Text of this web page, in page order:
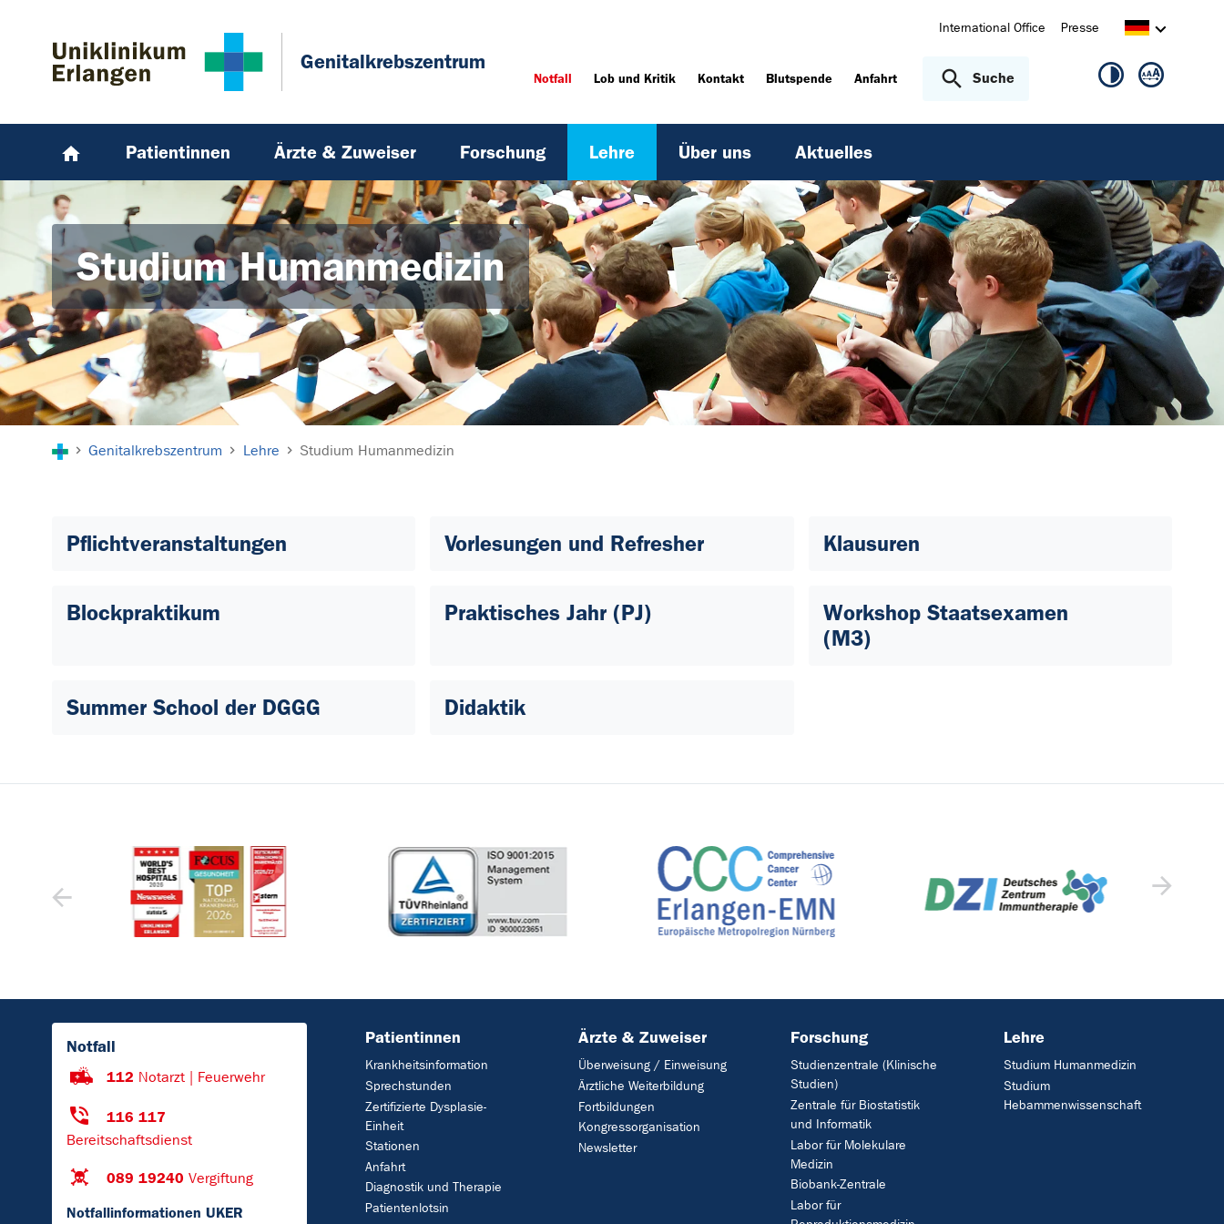
Genitalkrebszentrum
International Office Presse
Notfall Lob und Kritik Kontakt Blutspende Anfahrt Suche
Patientinnen Ärzte & Zuweiser Forschung Lehre Über uns Aktuelles
Studium Humanmedizin
Genitalkrebszentrum Lehre Studium Humanmedizin
Pflichtveranstaltungen Vorlesungen und Refresher Klausuren
Blockpraktikum Praktisches Jahr (PJ)
Workshop Staatsexamen
(M3)
Summer School der DGGG Didaktik
Notfall
112 Notarzt | Feuerwehr
116 117
Bereitschaftsdienst
089 19240 Vergiftung
Notfallinformationen UKER
Patientinnen
Krankheitsinformation
Sprechstunden
Zertifizierte Dysplasie-
Einheit
Stationen
Anfahrt
Diagnostik und Therapie
Patientenlotsin
Ärzte & Zuweiser
Überweisung / Einweisung
Ärztliche Weiterbildung
Fortbildungen
Kongressorganisation
Newsletter
Forschung
Studienzentrale (Klinische
Studien)
Zentrale für Biostatistik
und Informatik
Labor für Molekulare
Medizin
Biobank-Zentrale
Labor für
Lehre
Studium Humanmedizin
Studium
Hebammenwissenschaft